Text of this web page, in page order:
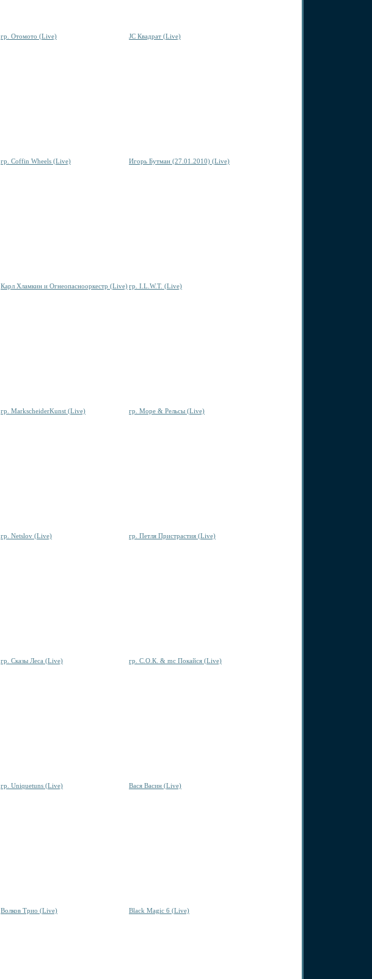
гр. Отомото (Live) JC Квадрат (Live)
гр. Coffin Wheels (Live) Игорь Бутман (27.01.2010) (Live)
Карл Хламкин и Огнеопаснооркестр (Live)гр. I.L.W.T. (Live)
гр. MarksсheiderKunst (Live) гр. Море & Рельсы (Live)
гр. Netslov (Live) гр. Петля Пристрастия (Live)
гр. Сказы Леса (Live) гр. С.О.К. & mc Покайся (Live)
гр. Uniquetuns (Live) Вася Васин (Live)
Волков Трио (Live) Black Magic 6 (Live)